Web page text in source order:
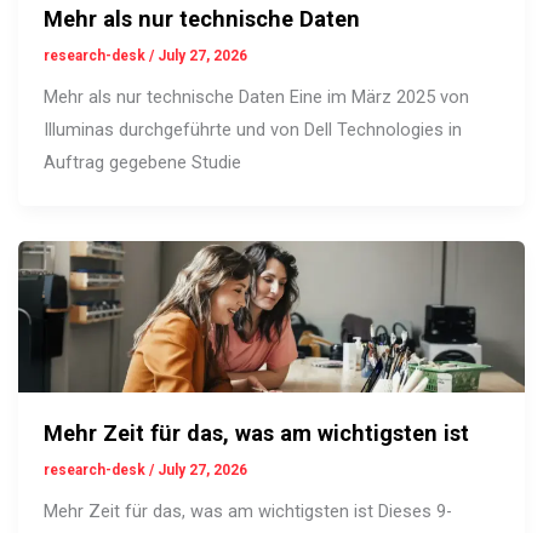
Mehr als nur technische Daten
research-desk/ July 27, 2026
Mehr als nur technische Daten Eine im März 2025 von
Illuminas durchgeführte und von Dell Technologies in
Auftrag gegebene Studie
Mehr Zeit für das, was am wichtigsten ist
research-desk/ July 27, 2026
Mehr Zeit für das, was am wichtigsten ist Dieses 9-